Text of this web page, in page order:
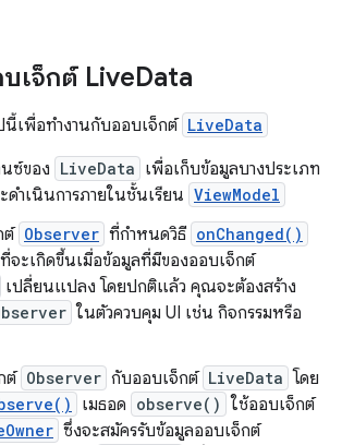
เจ็กต์ LiveData
เพื่อทํางานกับออบเจ็กต์ LiveData
ซ์ของ LiveData เพื่อเก็บข้อมูลบางประเภท
ดำเนินการภายในชั้นเรียน ViewModel
ต์ Observer ที่กําหนดวิธี onChanged()
จะเกิดขึ้นเมื่อข้อมูลที่มีของออบเจ็กต์
เปลี่ยนแปลง โดยปกติแล้ว คุณจะต้องสร้าง
ในตัวควบคุม UI เช่น กิจกรรมหรือ
ต์ Observer กับออบเจ็กต์ LiveData โดย
เมธอด observe() ใช้ออบเจ็กต์
ซึ่งจะสมัครรับข้อมูลออบเจ็กต์